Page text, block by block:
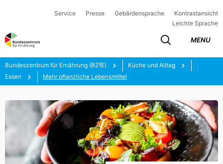
Service Presse Gebärdensprache
Kontrastansicht
Leichte Sprache
MENU
Bundeszentrum für Ernährung (BZfE)
Küche und Alltag
Essen
Mehr pflanzliche Lebensmittel